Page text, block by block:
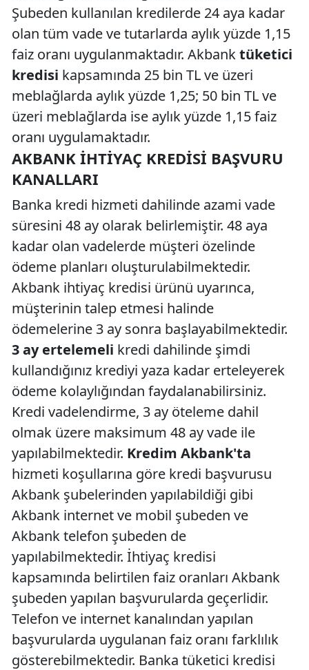
Şubeden kullanılan kredilerde 24 aya kadar
olan tüm vade ve tutarlarda aylık yüzde 1,15
faiz oranı uygulanmaktadır. Akbanktüketici
kredisi kapsamında 25 bin TL ve üzeri
meblağlarda aylık yüzde 1,25; 50 bin TL ve
üzeri meblağlarda ise aylık yüzde 1,15 faiz
oranı uygulamaktadır.
AKBANK İHTIYAÇ KREDISI BAŞVURU
KANALLARI
Banka kredi hizmeti dahilinde azami vade
süresini 48 ay olarak belirlemiştir. 48 aya
kadar olan vadelerde müşteri özelinde
ödeme planları oluşturulabilmektedir.
Akbank ihtiyaç kredisi ürünü uyarınca,
müşterinin talep etmesi halinde
ödemelerine 3 ay sonra başlayabilmektedir.
3 ay ertelemeli kredi dahilinde şimdi
kullandığınız krediyi yaza kadar erteleyerek
ödeme kolaylığından faydalanabilirsiniz.
Kredi vadelendirme, 3 ay öteleme dahil
olmak üzere maksimum 48 ay vade ile
yapılabilmektedir. Kredim Akbank'ta
hizmeti koşullarına göre kredi başvurusu
Akbank şubelerinden yapılabildiği gibi
Akbank internet ve mobil şubeden ve
Akbank telefon şubeden de
yapılabilmektedir. İhtiyaç kredisi
kapsamında belirtilen faiz oranları Akbank
şubeden yapılan başvurularda geçerlidir.
Telefon ve internet kanalından yapılan
başvurularda uygulanan faiz oranı farklılık
gösterebilmektedir. Banka tüketici kredisi